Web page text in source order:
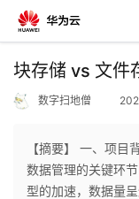
返
块存储 vs 文件
数字扫地僧
【摘要】 一、项目
数据管理的关键环
型的加速，数据量